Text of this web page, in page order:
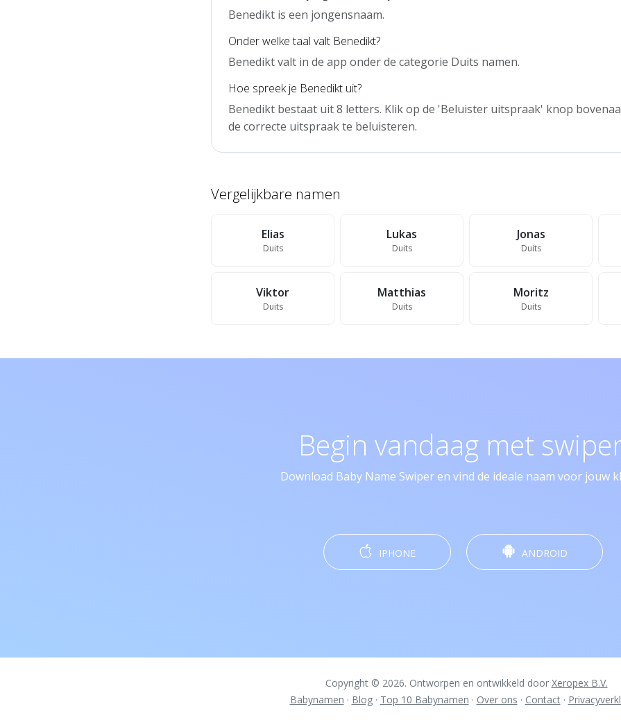
Benedikt is een jongensnaam.
Onder welke taal valt Benedikt?
Benedikt valt in de app onder de categorie Duits namen.
Hoe spreek je Benedikt uit?
Benedikt bestaat uit 8 letters. Klik op de 'Beluister uitspraak' knop
de correcte uitspraak te beluisteren.
Vergelijkbare namen
Elias
Duits
Lukas
Duits
Jonas
Duits
Viktor
Duits
Matthias
Duits
Moritz
Duits
Begin vandaag met
Download Baby Name Swiper en vind de ideale naam voor jouw
IPHONE ANDROID
Copyright © 2026. Ontworpen en ontwikkeld door Xeropex B.V.
Babynamen · Blog· Top 10 Babynamen · Over ons · Contact·